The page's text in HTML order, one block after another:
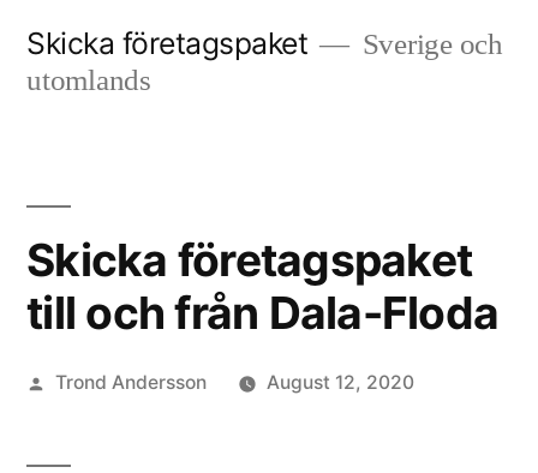
Skicka företagspaket
Sverige och
utomlands
Skicka företagspaket
till och från Dala-Floda
Posted
Trond Andersson August 12, 2020